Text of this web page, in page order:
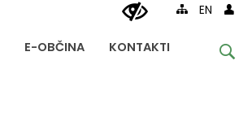
EN
E-OBČINA KONTAKTI